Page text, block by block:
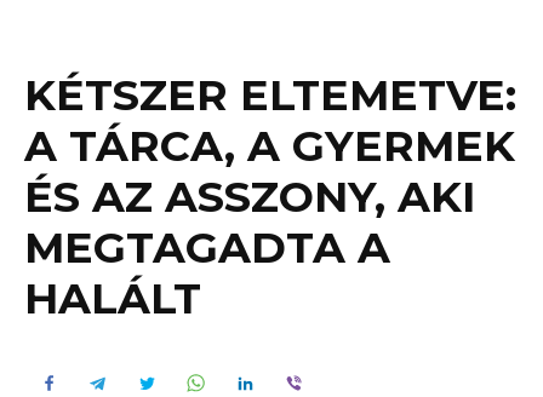
KÉTSZER ELTEMETVE:
A TÁRCA, A GYERMEK
ÉS AZ ASSZONY, AKI
MEGTAGADTA A
HALÁLT